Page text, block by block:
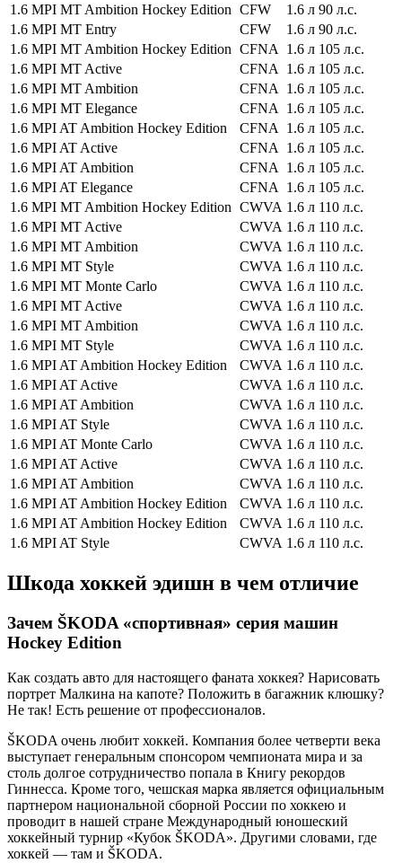
1.6 MPI MT Ambition Hockey Edition CFW 1.6 л 90 л.с.
1.6 MPI MT Entry
CFW 1.6 л 90 л.с.
1.6 MPI MT Ambition Hockey Edition CFNA 1.6 л 105 л.с.
1.6 MPI MT Active
CFNA 1.6 л 105 л.с.
1.6 MPI MT Ambition
CFNA 1.6 л 105 л.с.
1.6 MPI MT Elegance
CFNA 1.6 л 105 л.с.
1.6 MPI AT Ambition Hockey Edition
CFNA 1.6 л 105 л.с.
1.6 MPI AT Active
CFNA 1.6 л 105 л.с.
1.6 MPI AT Ambition
CFNA 1.6 л 105 л.с.
1.6 MPI AT Elegance
CFNA 1.6 л 105 л.с.
1.6 MPI MT Ambition Hockey Edition CWVA 1.6 л 110 л.с.
1.6 MPI MT Active
CWVA 1.6 л 110 л.с.
1.6 MPI MT Ambition
CWVA 1.6 л 110 л.с.
1.6 MPI MT Style
CWVA 1.6 л 110 л.с.
1.6 MPI MT Monte Carlo
CWVA 1.6 л 110 л.с.
1.6 MPI MT Active
CWVA 1.6 л 110 л.с.
1.6 MPI MT Ambition
CWVA 1.6 л 110 л.с.
1.6 MPI MT Style
CWVA 1.6 л 110 л.с.
1.6 MPI AT Ambition Hockey Edition
CWVA 1.6 л 110 л.с.
1.6 MPI AT Active
CWVA 1.6 л 110 л.с.
1.6 MPI AT Ambition
CWVA 1.6 л 110 л.с.
1.6 MPI AT Style
CWVA 1.6 л 110 л.с.
1.6 MPI AT Monte Carlo
CWVA 1.6 л 110 л.с.
1.6 MPI AT Active
CWVA 1.6 л 110 л.с.
1.6 MPI AT Ambition
CWVA 1.6 л 110 л.с.
1.6 MPI AT Ambition Hockey Edition
CWVA 1.6 л 110 л.с.
1.6 MPI AT Ambition Hockey Edition
CWVA 1.6 л 110 л.с.
1.6 MPI AT Style
CWVA 1.6 л 110 л.с.
Шкода хоккей эдишн в чем отличие
Зачем ŠKODA «спортивная» серия машин
Hockey Edition
Как создать авто для настоящего фаната хоккея? Нарисовать
портрет Малкина на капоте? Положить в багажник клюшку?
Не так! Есть решение от профессионалов.
ŠKODA очень любит хоккей. Компания более четверти века
выступает генеральным спонсором чемпионата мира и за
столь долгое сотрудничество попала в Книгу рекордов
Гиннесса. Кроме того, чешская марка является официальным
партнером национальной сборной России по хоккею и
проводит в нашей стране Международный юношеский
хоккейный турнир «Кубок ŠKODA». Другими словами, где
хоккей — там и ŠKODA.